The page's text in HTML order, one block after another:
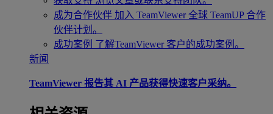
成为合作伙伴 加入 TeamViewer 全球 TeamUP 合作
伙伴计划。
成功案例 了解TeamViewer 客户的成功案例。
新闻
TeamViewer 报告其 AI 产品获得快速客户采纳。